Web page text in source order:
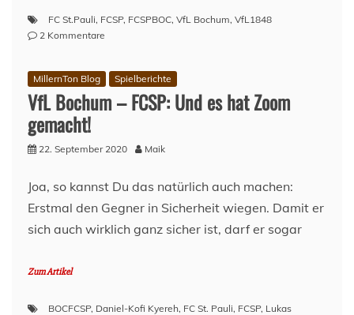
FC St.Pauli, FCSP, FCSPBOC, VfL Bochum, VfL1848
2 Kommentare
St.
Pauli
–
Bochum
MillernTon Blog Spielberichte
VfL Bochum – FCSP: Und es hat Zoom
gemacht!
22. September 2020 Maik
Joa, so kannst Du das natürlich auch machen:
Erstmal den Gegner in Sicherheit wiegen. Damit er
sich auch wirklich ganz sicher ist, darf er sogar
Zum Artikel
BOCFCSP, Daniel-Kofi Kyereh, FC St. Pauli, FCSP, Lukas